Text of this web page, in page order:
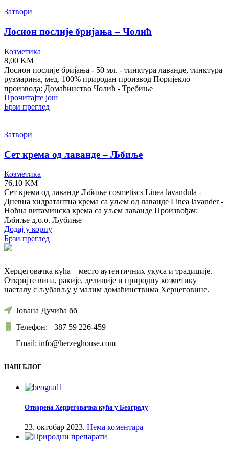
Затвори
Лосион послије бријања – Чолић
Козметика
8,00 KM
Лосион послије бријања - 50 мл. - тинктура лаванде, тинктура
рузмарина, мед. 100% природан производ Поријекло
производа: Домаћинство Чолић - Требиње
Прочитајте још
Брзи преглед
Затвори
Сет крема од лаванде – Љбиље
Козметика
76,10 KM
Сет крема од лаванде Љбиље cosmetiscs Linea lavandula -
Дневна хидратантна крема са уљем од лаванде Linea lavander -
Ноћна витаминска крема са уљем лаванде Произвођач:
Љбиље д.о.о. Љубиње
Додај у корпу
Брзи преглед
Херцеговачка кућа – место аутентичних укуса и традиције.
Откријте вина, ракије, делиције и природну козметику
насталу с љубављу у малим домаћинствима Херцеговине.
Јована Дучића бб
Телефон: +387 59 226-459
Email: info@herzeghouse.com
НАШ БЛОГ
Отворена Херцеговачка кућа у Београду
23. октобар 2023. Нема коментара